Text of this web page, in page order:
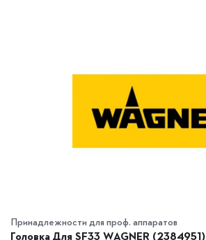
Принадлежности для проф. аппаратов
Головка Для SF33 WAGNER (2384951)